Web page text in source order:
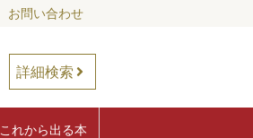
お問い合わせ
詳細検索
これから出る本